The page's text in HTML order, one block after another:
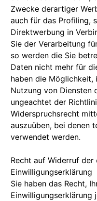
Zwecke derartiger
auch für das Profiling,
Direktwerbung in
Sie der Verarbeitung
so werden die Sie
Daten nicht mehr für
haben die Möglichkeit,
Nutzung von Diensten
ungeachtet der
Widerspruchsrecht
auszuüben, bei denen
verwendet werden.
Recht auf Widerruf
Einwilligungserklärung
Sie haben das Recht,
Einwilligungserklärung